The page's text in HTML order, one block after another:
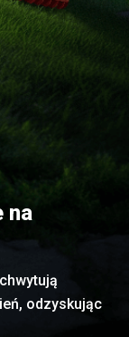
na
odzyskując